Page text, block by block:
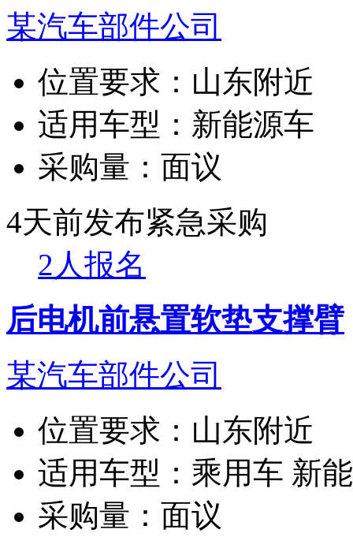
某汽车部件公司
位置要求： 山东附近
适用车型： 新能源车
采购量： 面议
4天前发布紧急采购
2人报名
后电机前悬置软垫支撑臂
某汽车部件公司
位置要求： 山东附近
适用车型： 乘用车 新
采购量： 面议